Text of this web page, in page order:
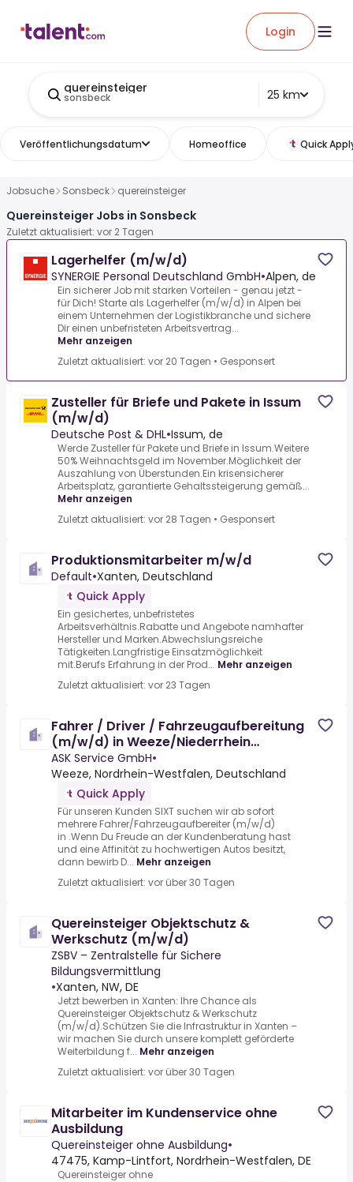
Login
quereinsteiger
sonsbeck 25 km
Veröffentlichungsdatum Homeoffice Quick
Jobsuche Sonsbeck quereinsteiger
Quereinsteiger Jobs in Sonsbeck
Zuletzt aktualisiert: vor 2 Tagen
Lagerhelfer (m/w/d)
SYNERGIE Personal Deutschland GmbH•Alpen, de
Ein sicherer Job mit starken Vorteilen - genau jetzt -
für Dich! Starte als Lagerhelfer (m/w/d) in Alpen bei
einem Unternehmen der Logistikbranche und sichere
Dir einen unbefristeten Arbeitsvertrag...
Mehr anzeigen
Zuletzt aktualisiert: vor 20 Tagen • Gesponsert
Zusteller für Briefe und Pakete in Issum
(m/w/d)
Deutsche Post & DHL•Issum, de
Werde Zusteller für Pakete und Briefe in Issum.Weitere
50% Weihnachtsgeld im November.Möglichkeit der
Auszahlung von Überstunden.Ein krisensicherer
Arbeitsplatz, garantierte Gehaltssteigerung gemäß...
Mehr anzeigen
Zuletzt aktualisiert: vor 28 Tagen • Gesponsert
Produktionsmitarbeiter m/w/d
Default•Xanten, Deutschland
Quick Apply
Ein gesichertes, unbefristetes
Arbeitsverhältnis.Rabatte und Angebote namhafter
Hersteller und Marken.Abwechslungsreiche
Tätigkeiten.Langfristige Einsatzmöglichkeit
mit.Berufs Erfahrung in der Prod... Mehr anzeigen
Zuletzt aktualisiert: vor 23 Tagen
Fahrer / Driver / Fahrzeugaufbereitung
(m/w/d) in Weeze/Niederrhein
Flughafen
ASK Service GmbH•
Weeze, Nordrhein-Westfalen, Deutschland
Quick Apply
Für unseren Kunden SIXT suchen wir ab sofort
mehrere Fahrer/Fahrzeugaufbereiter (m/w/d)
in .Wenn Du Freude an der Kundenberatung hast
und eine Affinität zu hochwertigen Autos besitzt,
dann bewirb D... Mehr anzeigen
Zuletzt aktualisiert: vor über 30 Tagen
Quereinsteiger Objektschutz &
Werkschutz (m/w/d)
ZSBV – Zentralstelle für Sichere
Bildungsvermittlung
•Xanten, NW, DE
Jetzt bewerben in Xanten: Ihre Chance als
Quereinsteiger Objektschutz & Werkschutz
(m/w/d).Schützen Sie die Infrastruktur in Xanten –
wir machen Sie durch unsere komplett geförderte
Weiterbildung f... Mehr anzeigen
Zuletzt aktualisiert: vor über 30 Tagen
Mitarbeiter im Kundenservice ohne
Ausbildung
Quereinsteiger ohne Ausbildung•
47475, Kamp-Lintfort, Nordrhein-Westfalen, DE
Quereinsteiger ohne